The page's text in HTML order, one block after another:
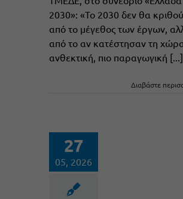
2030»: «Το 2030 δεν θα
από το μέγεθος των έργων,
από το αν κατέστησαν τη
ανθεκτική, πιο παραγωγική [...]
Διαβάστε
27
05, 2026